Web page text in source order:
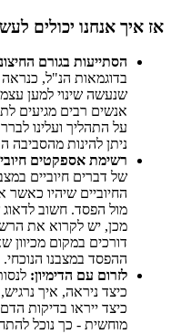
אז איך אנחנו יכולים
הסתייעות בגורם
בדוגמאות הנ"ל,
שנעשה שינוי למען
אנשים רבים מגיעים
על התהליך ועלינו
ניתן להינות מהסביבה
רשימת אספקטים
של דברים חיוביים
החיוביים שיהיו
מול הפסד. חשוב
מכן, יש לקרוא את
דורכים במקום מכיוון
ההפסד במצבנו הנוכחי.
לזרום עם הדימיון:
כיצד ניראה, איך
כיצד ייראו בדיקות
מוחשית - כך נוכל